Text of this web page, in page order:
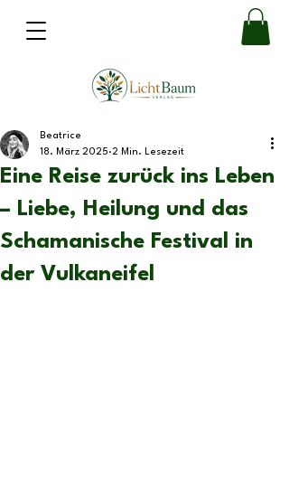
Eine Reise zurück ins Leben
– Liebe, Heilung und das
Schamanische Festival in
der Vulkaneifel
Beatrice
18. März 2025 2 Min. Lesezeit